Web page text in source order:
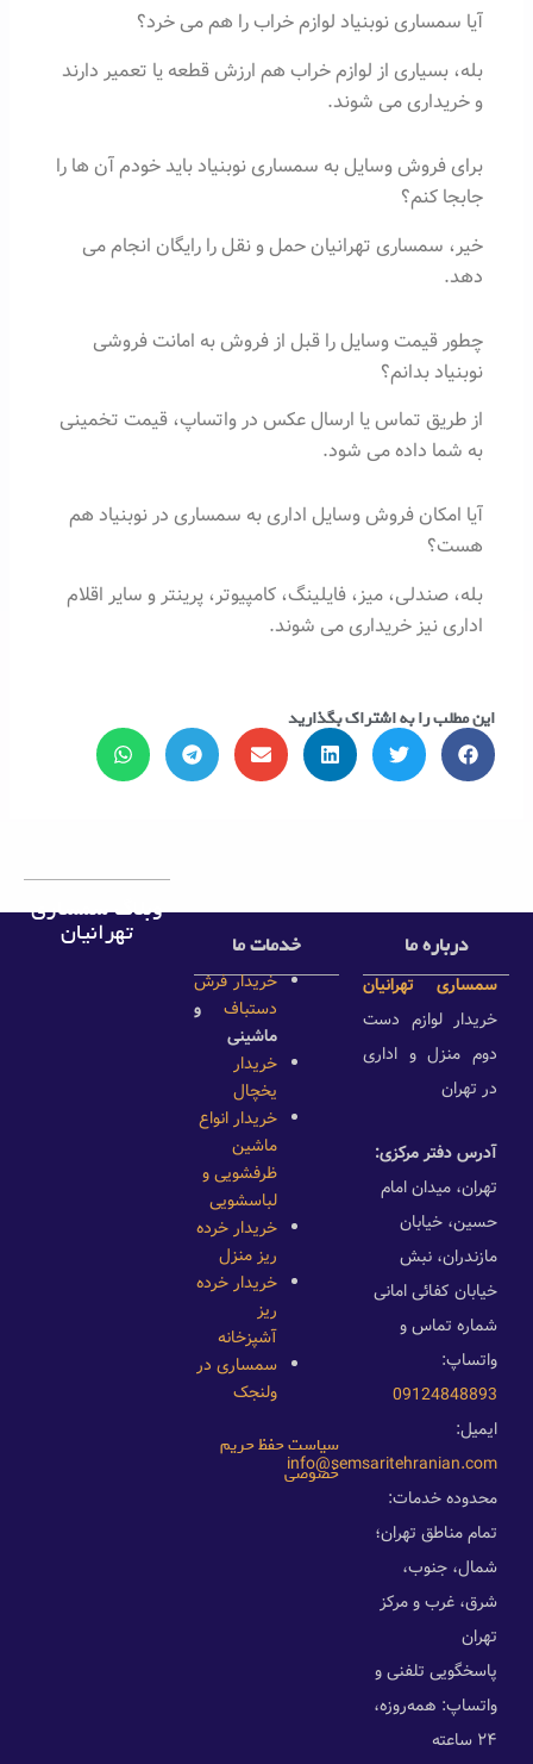
آیا سمساری نوبنیاد لوازم خراب را هم می خرد؟
بله، بسیاری از لوازم خراب هم ارزش قطعه یا تعمیر دارند
و خریداری می شوند.
برای فروش وسایل به سمساری نوبنیاد باید خودم آن ها را
جابجا کنم؟
خیر، سمساری تهرانیان حمل و نقل را رایگان انجام می
دهد.
چطور قیمت وسایل را قبل از فروش به امانت فروشی
نوبنیاد بدانم؟
از طریق تماس یا ارسال عکس در واتساپ، قیمت تخمینی
به شما داده می شود.
آیا امکان فروش وسایل اداری به سمساری در نوبنیاد هم
هست؟
بله، صندلی، میز، فایلینگ، کامپیوتر، پرینتر و سایر اقلام
اداری نیز خریداری می شوند.
این مطلب را به اشتراک بگذارید
درباره ما
سمساری تهرانیان
خریدار لوازم دست
دوم منزل و اداری
در تهران
آدرس دفتر مرکزی:
تهران، میدان امام
حسین، خیابان
مازندران، نبش
خیابان کفائی امانی
شماره تماس و
واتساپ:
09124848893
ایمیل:
info@semsaritehranian.com
محدوده خدمات:
تمام مناطق تهران؛
شمال، جنوب،
شرق، غرب و مرکز
تهران
پاسخگویی تلفنی و
واتساپ: همه‌روزه،
۲۴ ساعته
خدمات ما
خریدار فرش
دستبافو
ماشینی
خریدار
یخچال
خریدار انواع
ماشین
ظرفشویی و
لباسشویی
خریدار خرده
ریز منزل
خریدار خرده
ریز
آشپزخانه
سمساری در
ولنجک
سیاست حفظ حریم
خصوصی
وبلاگ سمساری
تهرانیان